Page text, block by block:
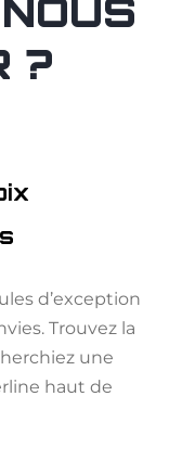
?
d’exception
Trouvez la
une
haut de